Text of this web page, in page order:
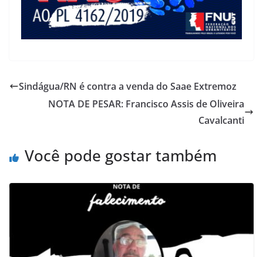
Sindágua/RN é contra a venda do Saae Extremoz
NOTA DE PESAR: Francisco Assis de Oliveira
Cavalcanti
Você pode gostar também